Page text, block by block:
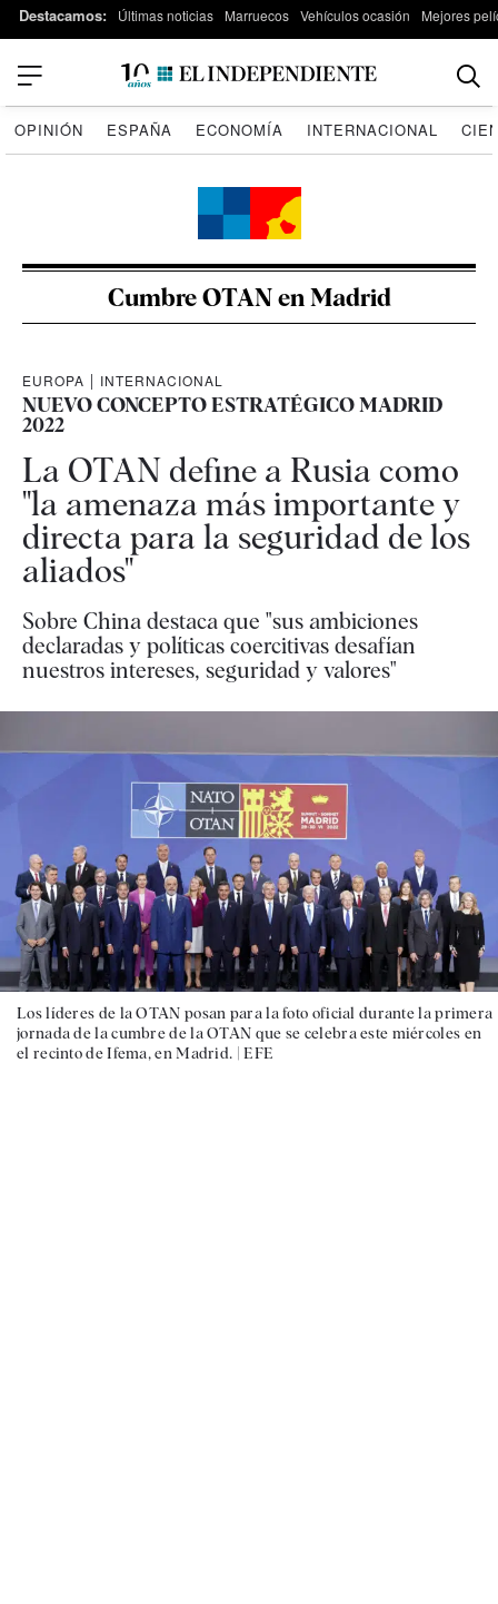
Destacamos: Últimas noticias Marruecos Vehículos ocasión Mejores
OPINIÓN ESPAÑA ECONOMÍA INTERNACIONAL
Cumbre OTAN en Madrid
EUROPA | INTERNACIONAL
NUEVO CONCEPTO ESTRATÉGICO MADRID
2022
La OTAN define a Rusia como
"la amenaza más importante y
directa para la seguridad de los
aliados"
Sobre China destaca que "sus ambiciones
declaradas y políticas coercitivas desafían
nuestros intereses, seguridad y valores"
Los líderes de la OTAN posan para la foto oficial durante la primera
jornada de la cumbre de la OTAN que se celebra este miércoles en
el recinto de Ifema, en Madrid. |EFE